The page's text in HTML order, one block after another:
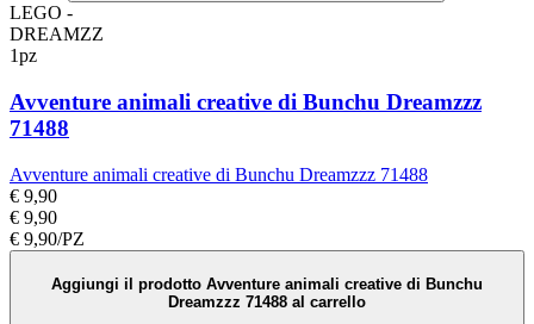
LEGO -
DREAMZZ
1pz
Avventure animali creative di Bunchu Dreamzzz
71488
Avventure animali creative di Bunchu Dreamzzz 71488
€ 9,90
€ 9,90
€ 9,90/PZ
Aggiungi il prodotto Avventure animali creative di Bunchu
Dreamzzz 71488 al carrello